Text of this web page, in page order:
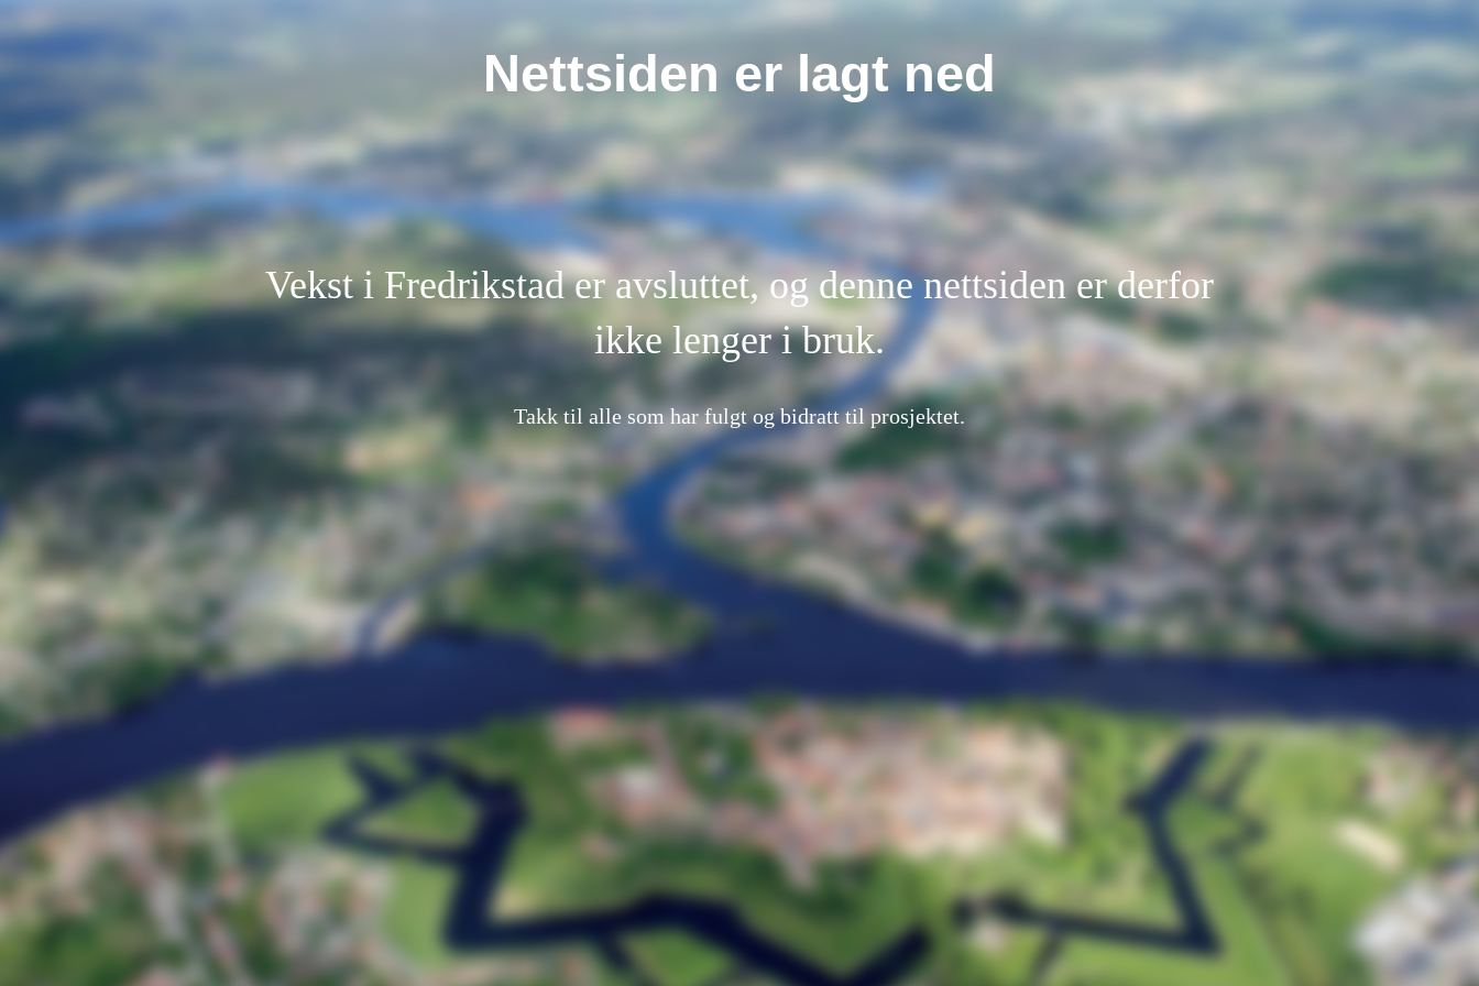
Nettsiden er lagt ned
Vekst i Fredrikstad er avsluttet, og denne nettsiden er derfor
ikke lenger i bruk.
Takk til alle som har fulgt og bidratt til prosjektet.